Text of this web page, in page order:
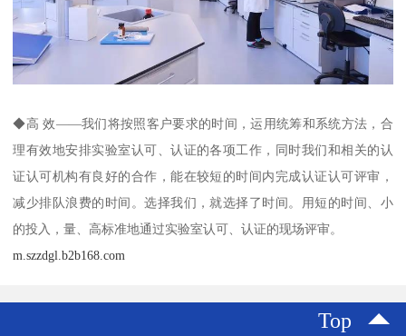
◆高 效——我们将按照客户要求的时间，运用统筹和系统方法，合
理有效地安排实验室认可、认证的各项工作，同时我们和相关的认
证认可机构有良好的合作，能在较短的时间内完成认证认可评审，
减少排队浪费的时间。选择我们，就选择了时间。用短的时间、小
的投入，量、高标准地通过实验室认可、认证的现场评审。
m.szzdgl.b2b168.com
Top